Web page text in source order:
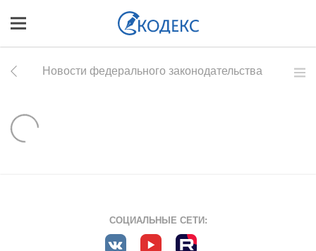
Новости федерального законодательства
СОЦИАЛЬНЫЕ СЕТИ: